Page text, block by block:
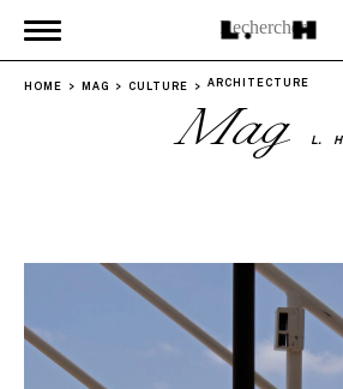
HOME MAG CULTURE ARCHITECTURE
Mag L. H